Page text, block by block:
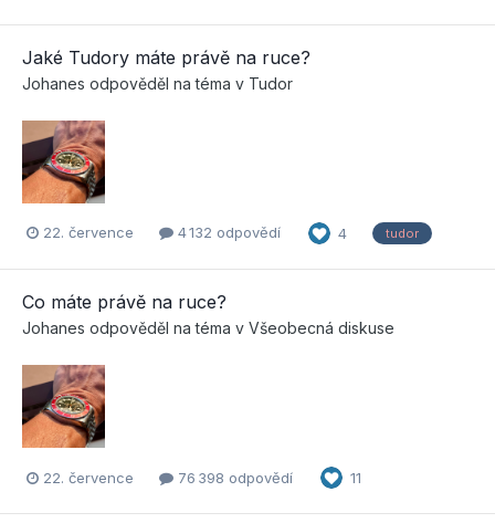
Jaké Tudory máte právě na ruce?
Johanes odpověděl na téma v Tudor
22. července 4 132 odpovědí 4 tudor
Co máte právě na ruce?
Johanes odpověděl na téma v Všeobecná diskuse
22. července 76 398 odpovědí 11